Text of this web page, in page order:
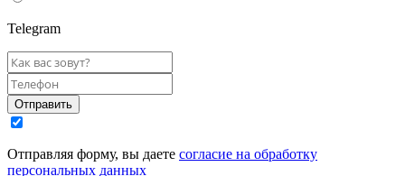
Telegram
Отправить
Отправляя форму, вы даете согласие на обработку
персональных данных